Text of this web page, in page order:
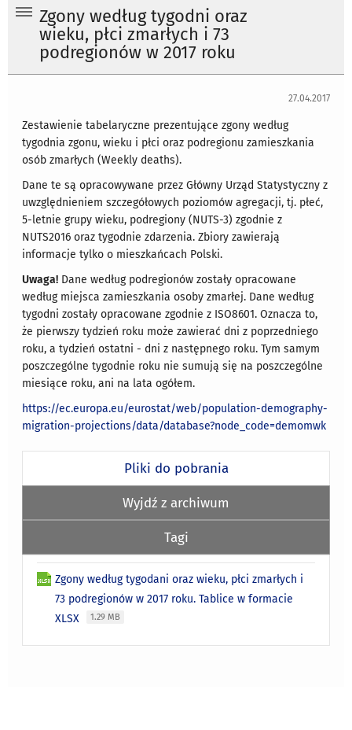
Zgony według tygodni oraz
wieku, płci zmarłych i 73
podregionów w 2017 roku
27.04.2017
Zestawienie tabelaryczne prezentujące zgony według
tygodnia zgonu, wieku i płci oraz podregionu zamieszkania
osób zmarłych (Weekly deaths).
Dane te są opracowywane przez Główny Urząd Statystyczny z
uwzględnieniem szczegółowych poziomów agregacji, tj. płeć,
5-letnie grupy wieku, podregiony (NUTS-3) zgodnie z
NUTS2016 oraz tygodnie zdarzenia. Zbiory zawierają
informacje tylko o mieszkańcach Polski.
Uwaga! Dane według podregionów zostały opracowane
według miejsca zamieszkania osoby zmarłej. Dane według
tygodni zostały opracowane zgodnie z ISO8601. Oznacza to,
że pierwszy tydzień roku może zawierać dni z poprzedniego
roku, a tydzień ostatni - dni z następnego roku. Tym samym
poszczególne tygodnie roku nie sumują się na poszczególne
miesiące roku, ani na lata ogółem.
https://ec.europa.eu/eurostat/web/population-demography-
migration-projections/data/database?node_code=demomwk
Pliki do pobrania
Wyjdź z archiwum
Tagi
Zgony według tygodani oraz wieku, płci zmarłych i
73 podregionów w 2017 roku. Tablice w formacie
XLSX
1.29 MB